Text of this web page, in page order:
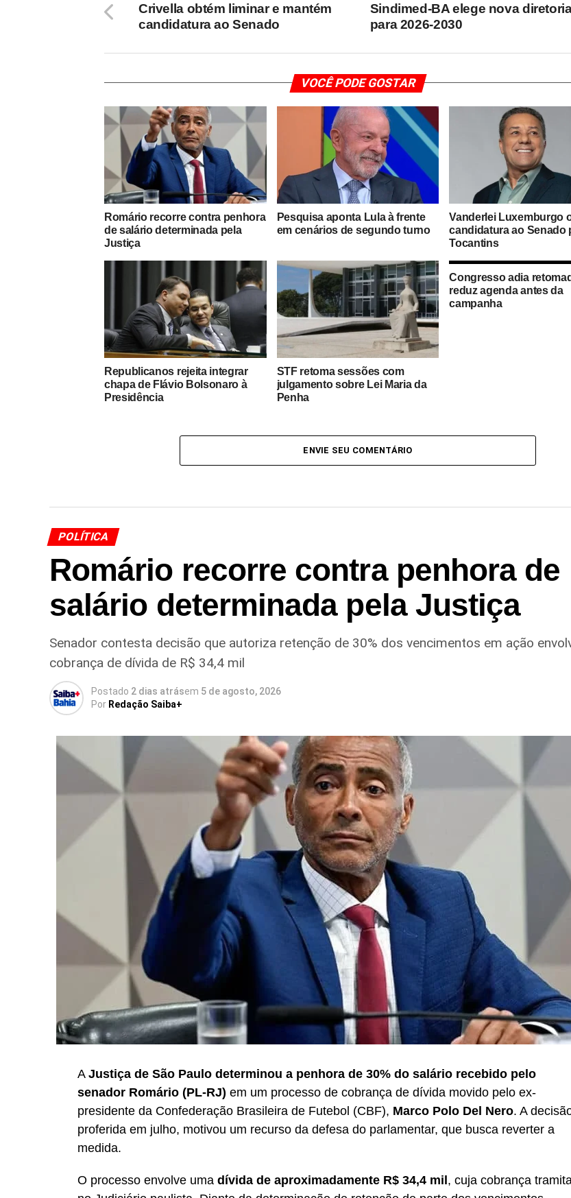
Sindimed-BA elege nova
para 2026-2030
Crivella obtém liminar e mantém
candidatura ao Senado
VOCÊ PODE GOSTAR
Romário recorre contra penhora
de salário determinada pela
Justiça
Pesquisa aponta Lula à frente
em cenários de segundo turno
Vanderlei Luxemburgo
candidatura ao Senado
Tocantins
Republicanos rejeita integrar
chapa de Flávio Bolsonaro à
Presidência
STF retoma sessões com
julgamento sobre Lei Maria da
Penha
Congresso adia
reduz agenda antes da
campanha
ENVIE SEU COMENTÁRIO
POLÍTICA
Romário recorre contra penhora de
salário determinada pela Justiça
Senador contesta decisão que autoriza retenção de 30% dos vencimentos em ação
cobrança de dívida de R$ 34,4 mil
Postado 2 dias atrásem 5 de agosto, 2026
Por Redação Saiba+
A Justiça de São Paulo determinou a penhora de 30% do salário recebido pelo
senador Romário (PL-RJ) em um processo de cobrança de dívida movido pelo ex-
presidente da Confederação Brasileira de Futebol (CBF), Marco Polo Del Nero. A
proferida em julho, motivou um recurso da defesa do parlamentar, que busca reverter a
medida.
O processo envolve uma dívida de aproximadamente R$ 34,4 mil, cuja cobrança